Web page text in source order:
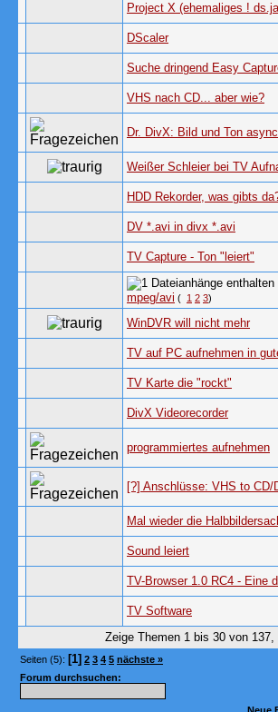
Project X (ehemaliges !
DScaler
Suche dringend Easy
VHS nach CD... aber wie?
Dr. DivX: Bild und Ton
Weißer Schleier bei TV
HDD Rekorder, was gibts
DV *.avi in divx *.avi
TV Capture - Ton "leiert"
mpeg/avi ( 1 2 3)
WinDVR will nicht mehr
TV auf PC aufnehmen in
TV Karte die "rockt"
DivX Videorecorder
programmiertes aufnehmen
[?] Anschlüsse: VHS to CD/
Mal wieder die
Sound leiert
TV-Browser 1.0 RC4 - Eine
TV Software
Zeige Themen 1 bis 30 von
Seiten (5): [1] 2 3 4 5 nächste »
Forum durchsuchen: